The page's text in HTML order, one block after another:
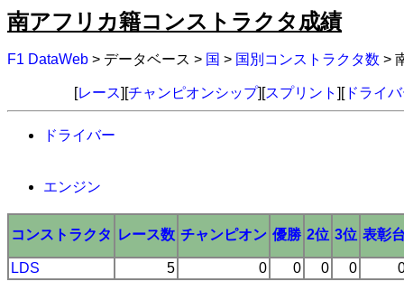
南アフリカ籍コンストラクタ成績
F1 DataWeb > データベース > 国 > 国別コンストラクタ数 >
[レース][チャンピオンシップ][スプリント ][ドライ
ドライバー
エンジン
コンストラクタ レース数 チャンピオン 優勝 2位 3位 表彰
LDS 5 0 0 0 0